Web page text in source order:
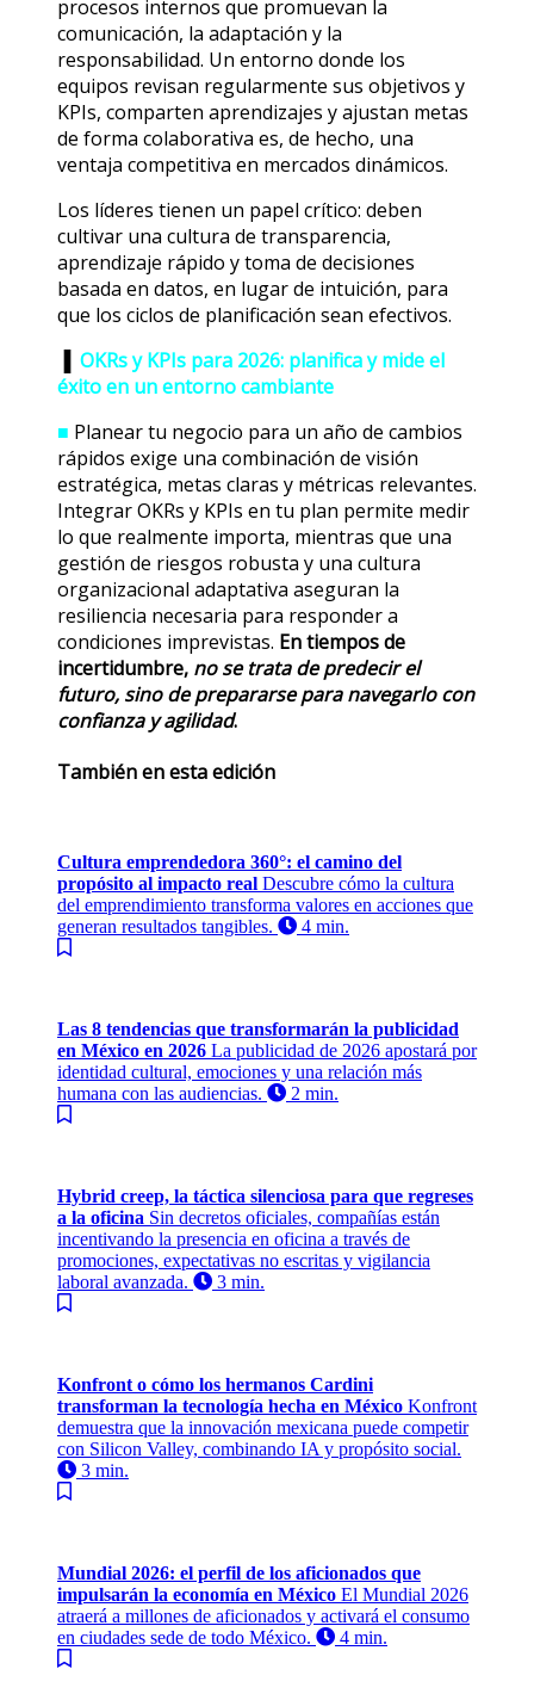
procesos internos que promuevan la
comunicación, la adaptación y la
responsabilidad. Un entorno donde los
equipos revisan regularmente sus objetivos y
KPIs, comparten aprendizajes y ajustan metas
de forma colaborativa es, de hecho, una
ventaja competitiva en mercados dinámicos.
Los líderes tienen un papel crítico: deben
cultivar una cultura de transparencia,
aprendizaje rápido y toma de decisiones
basada en datos, en lugar de intuición, para
que los ciclos de planificación sean efectivos.
OKRs y KPIs para 2026: planifica y mide el
éxito en un entorno cambiante
■ Planear tu negocio para un año de cambios
rápidos exige una combinación de visión
estratégica, metas claras y métricas relevantes.
Integrar OKRs y KPIs en tu plan permite medir
lo que realmente importa, mientras que una
gestión de riesgos robusta y una cultura
organizacional adaptativa aseguran la
resiliencia necesaria para responder a
condiciones imprevistas. En tiempos de
incertidumbre, no se trata de predecir el
futuro, sino de prepararse para navegarlo con
confianza y agilidad.
También en esta edición
Cultura emprendedora 360°: el camino del
propósito al impacto real Descubre cómo la cultura
del emprendimiento transforma valores en acciones que
generan resultados tangibles.
4 min.
Las 8 tendencias que transformarán la publicidad
en México en 2026 La publicidad de 2026 apostará por
identidad cultural, emociones y una relación más
humana con las audiencias.
2 min.
Hybrid creep, la táctica silenciosa para que regreses
a la oficina Sin decretos oficiales, compañías están
incentivando la presencia en oficina a través de
promociones, expectativas no escritas y vigilancia
laboral avanzada.
3 min.
Konfront o cómo los hermanos Cardini
transforman la tecnología hecha en México Konfront
demuestra que la innovación mexicana puede competir
con Silicon Valley, combinando IA y propósito social.
3 min.
Mundial 2026: el perfil de los aficionados que
impulsarán la economía en México El Mundial 2026
atraerá a millones de aficionados y activará el consumo
en ciudades sede de todo México.
4 min.